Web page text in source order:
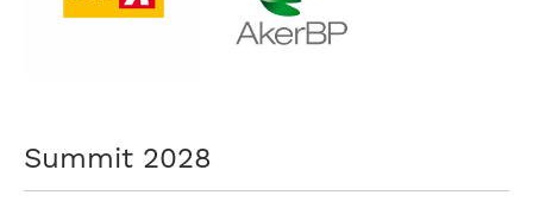
Summit 2028